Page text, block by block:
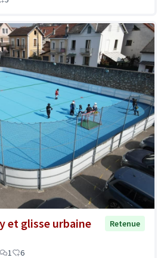
et glisse urbaine
Retenue
1 6